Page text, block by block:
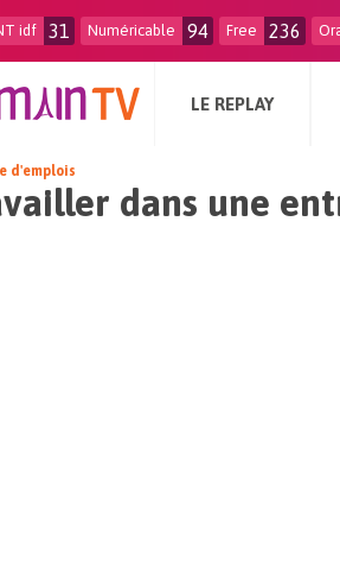
idf 31 Numéricable 94 Free 236
LE REPLAY
d'emplois
dans une